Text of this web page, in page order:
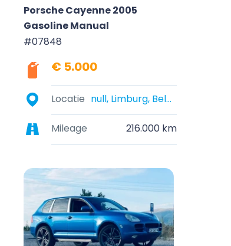
Porsche Cayenne 2005
Gasoline Manual
#07848
€ 5.000
Locatie null, Limburg, Belgium
Mileage 216.000 km